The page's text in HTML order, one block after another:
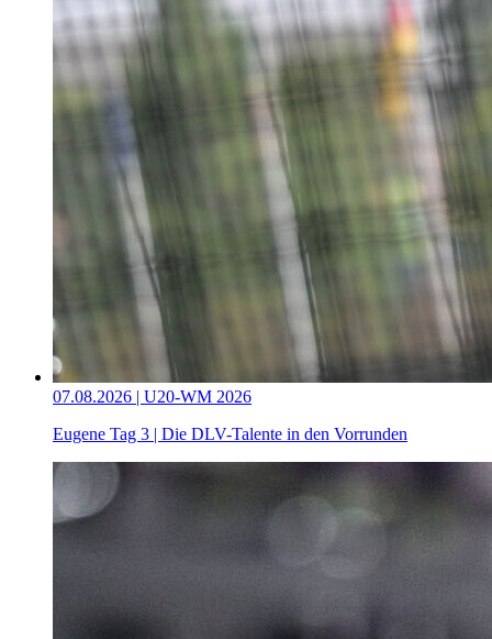
07.08.2026 | U20-WM 2026
Eugene Tag 3 | Die DLV-Talente in den Vorrunden